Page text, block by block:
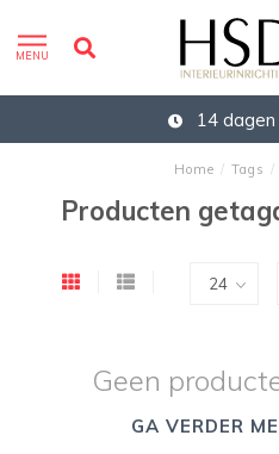
MENU
14
Home / Tags /
Producten
Geen
GA VERDER